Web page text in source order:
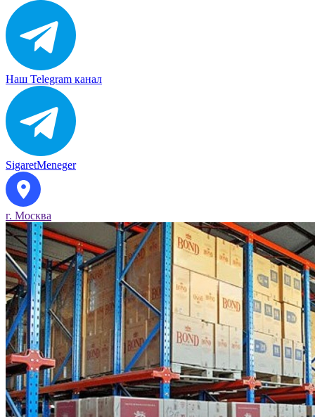
Наш Telegram канал
SigaretMeneger
г. Москва